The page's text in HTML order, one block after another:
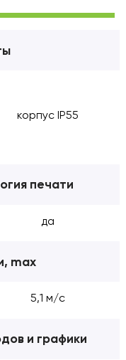
корпус IP55
печати
да
max
5,1 м/с
и графики